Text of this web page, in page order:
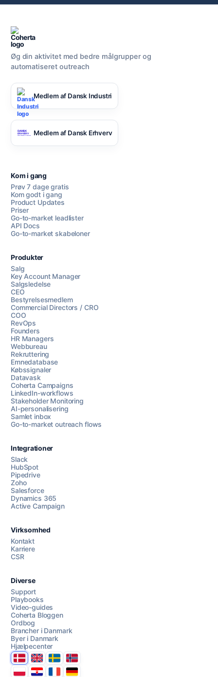
Chat med os
AI Campaign Assist
Øg din aktivitet med bedre målgrupper og
automatiseret outreach
Medlem af Dansk Industri
Medlem af Dansk Erhverv
Kom i gang
Prøv 7 dage gratis
Kom godt i gang
Product Updates
Priser
Go-to-market leadlister
API Docs
Go-to-market skabeloner
Produkter
Salg
Key Account Manager
Salgsledelse
CEO
Bestyrelsesmedlem
Commercial Directors / CRO
COO
RevOps
Founders
HR Managers
Webbureau
Rekruttering
Emnedatabase
Købssignaler
Datavask
Coherta Campaigns
LinkedIn-workflows
Stakeholder Monitoring
AI-personalisering
Samlet inbox
Go-to-market outreach flows
Integrationer
Slack
HubSpot
Pipedrive
Zoho
Salesforce
Dynamics 365
Active Campaign
Virksomhed
Kontakt
Karriere
CSR
Diverse
Support
Playbooks
Video-guides
Coherta Bloggen
Ordbog
Brancher i Danmark
Byer i Danmark
Hjælpecenter
DanmarkUnited Kingdom
SverigeNorge
PolskaHrvatskaFranceDeutschland